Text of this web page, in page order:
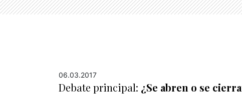
06.03.2017
Debate principal: ¿Se abren o se